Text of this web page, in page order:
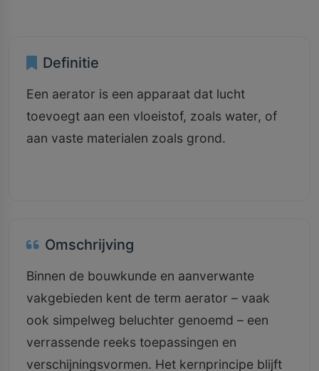
Definitie
Een aerator is een apparaat dat lucht
toevoegt aan een vloeistof, zoals water, of
aan vaste materialen zoals grond.
Omschrijving
Binnen de bouwkunde en aanverwante
vakgebieden kent de term aerator – vaak
ook simpelweg beluchter genoemd – een
verrassende reeks toepassingen en
verschijningsvormen. Het kernprincipe blijft